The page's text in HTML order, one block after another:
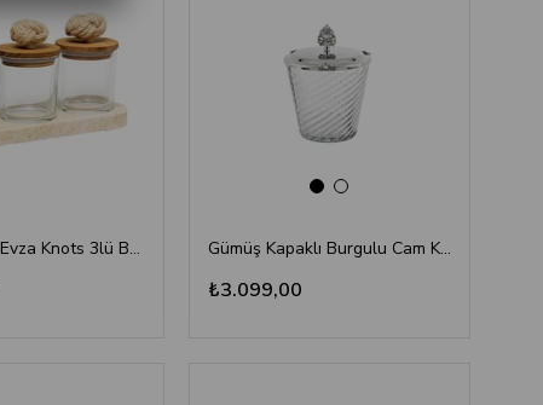
Seta Bianca Evza Knots 3lü Baharatlık Seti 200 ml Gümüş Kapaklı Burgulu Cam Kavanoz 14x18 cm - Lüks Dekoratif Şekerlik
₺3.099,00